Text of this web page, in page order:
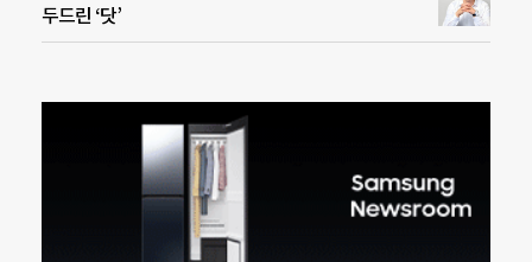
두드린 ‘닷’